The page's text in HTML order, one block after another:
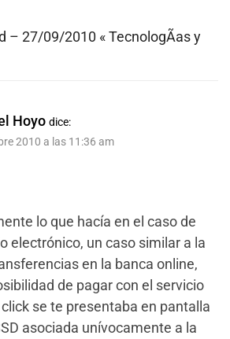
– 27/09/2010 « TecnologÃ­as y
Hoyo dice:
2010 a las 11:36 am
lo que hacía en el caso de
electrónico, un caso similar a la
en la banca online,
de pagar con el servicio
se te presentaba en pantalla
asociada unívocamente a la